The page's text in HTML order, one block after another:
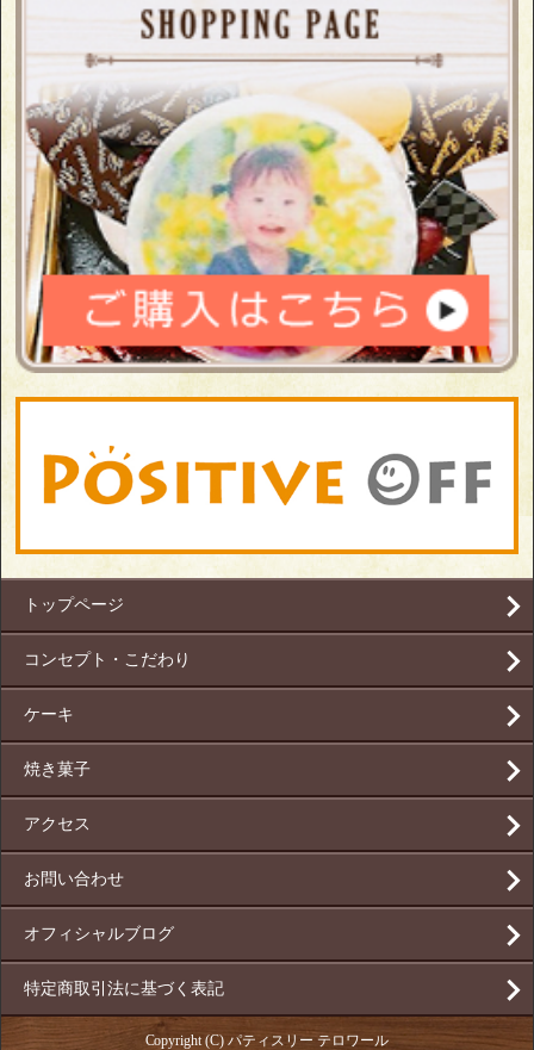
トップページ
コンセプト・こだわり
ケーキ
焼き菓子
アクセス
お問い合わせ
オフィシャルブログ
特定商取引法に基づく表記
Copyright (C) パティスリー テロワール